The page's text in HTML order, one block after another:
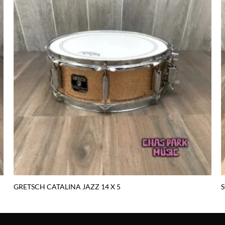
Agregar
a la lista
deseos
GRETSCH CATALINA JAZZ 14 X 5